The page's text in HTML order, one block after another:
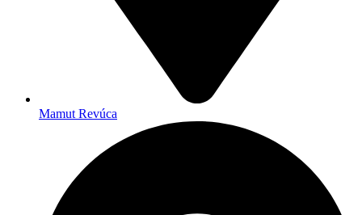
Mamut Revúca